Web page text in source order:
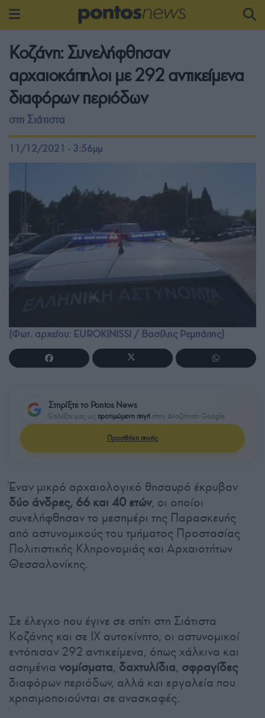
Κοζάνη: Συνελήφθησαν
αρχαιοκάπηλοι με 292 αντικείμενα
διαφόρων περιόδων
στη Σιάτιστα
11/12/2021 - 3:56μμ
(Φωτ. αρχείου: EUROKINISSI / Βασίλης Ρεμπάπης)
Στηρίξτε το Pontos News
Επιλέξτε μας ως προτιμώμενη πηγή στην Αναζήτηση Google
Προσθήκη πηγής
Έναν μικρό αρχαιολογικό θησαυρό έκρυβαν
δύο άνδρες, 66 και 40 ετών, οι οποίοι
συνελήφθησαν το μεσημέρι της Παρασκευής
από αστυνομικούς του τμήματος Προστασίας
Πολιτιστικής Κληρονομιάς και Αρχαιοτήτων
Θεσσαλονίκης.
Σε έλεγχο που έγινε σε σπίτι στη Σιάτιστα
Κοζάνης και σε ΙΧ αυτοκίνητο, οι αστυνομικοί
εντόπισαν 292 αντικείμενα, όπως χάλκινα και
ασημένια νομίσματα, δαχτυλίδια, σφραγίδες
διαφόρων περιόδων, αλλά και εργαλεία που
χρησιμοποιούνται σε ανασκαφές.